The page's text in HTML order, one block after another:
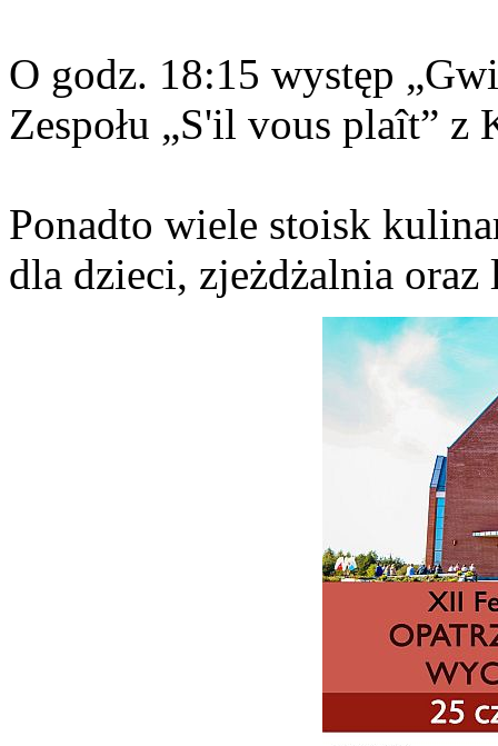
O godz. 18:15 występ
Zespołu „S'il vous plaît” z
Ponadto wiele stoisk
dla dzieci, zjeżdżalnia